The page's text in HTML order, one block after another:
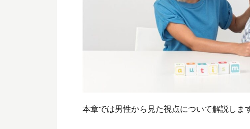
本章では男性から見た視点について解説します